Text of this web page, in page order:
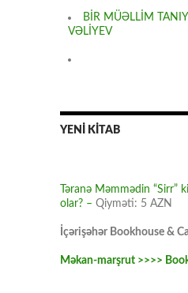
BİR MÜƏLLİM
VƏLİYEV
YENİ KİTAB
Təranə Məmmədin “Sirr”
olar? – Qiyməti: 5 AZN
İçərişəhər Bookhouse &
Məkan-marşrut >>>>